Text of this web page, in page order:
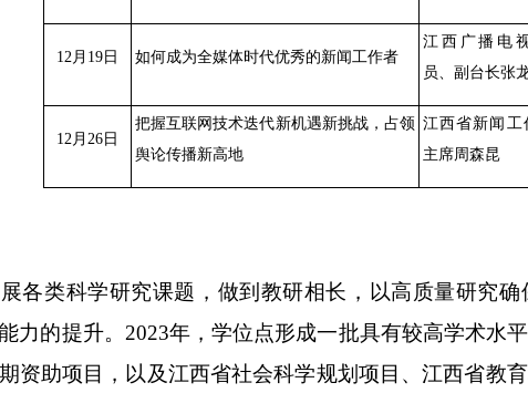
12月19日 如何成为全媒体时代优秀的新闻工作者
江西广播电
员、副台长张
12月26日
把握互联网技术迭代新机遇新挑战，占领
舆论传播新高地
江西省新闻工
主席周森昆
各类科学研究课题 ， 做到 教研相长 ，以高质量研究
力的提升。2023年，学位点形成一批具有较高学术水
资助项目，以及江西省社会科学规划项目、江西省教